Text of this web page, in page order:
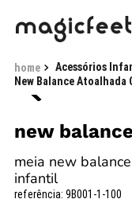
Acessórios
New Balance
new balance
meia new
infantil
referência: 9B001-1-100